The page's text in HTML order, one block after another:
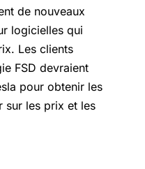
de nouveaux
logicielles qui
Les clients
FSD devraient
pour obtenir les
sur les prix et les